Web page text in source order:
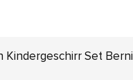
Kindergeschirr Set Berni